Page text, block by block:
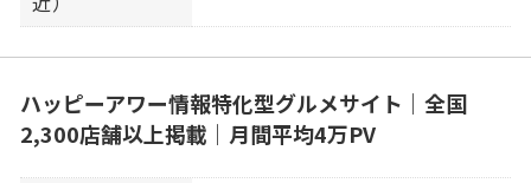
ハッピーアワー情報特化型グルメサイト｜全国
2,300店舗以上掲載｜月間平均4万PV